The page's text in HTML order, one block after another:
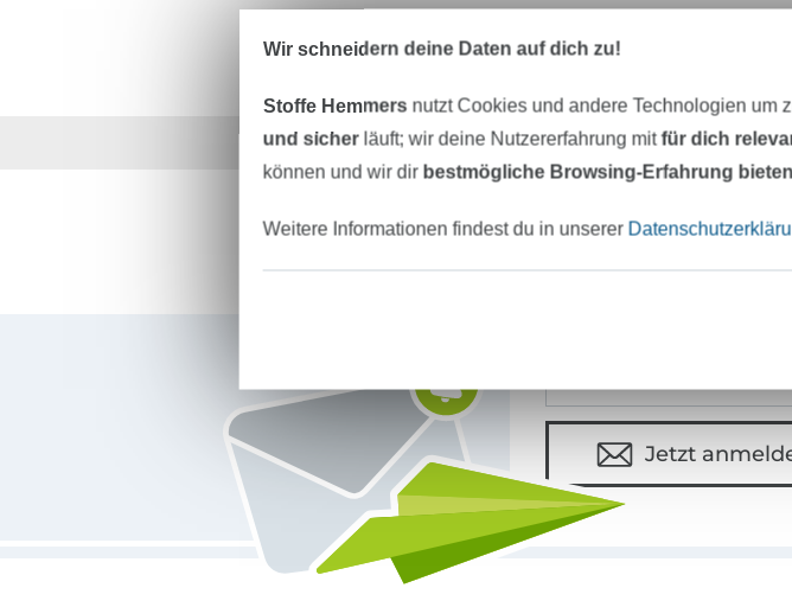
Über 1.8 Millionen Meter Stoff versandfertig
MÖCHTEST DU
Sei immer auf dem
Jetzt
Wir schneidern deine Daten auf dich zu!
Stoffe Hemmers nutzt Cookies und andere Technologien um
und sicherläuft; wir deine Nutzererfahrung mitfür dich
können und wir dir bestmögliche Browsing-Erfahrung bieten
Weitere Informationen findest du in unserer